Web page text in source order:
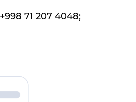
+998 71 207 4048;